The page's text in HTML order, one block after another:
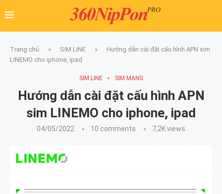
Trang chủ » SIM LINE »
Hướng dẫn cài đặt cấu hình APN sim
LINEMO cho iphone, ipad
SIM LINE SIM MẠNG
Hướng dẫn cài đặt cấu hình APN
sim LINEMO cho iphone, ipad
04/05/2022 10 comments 7,2Kviews